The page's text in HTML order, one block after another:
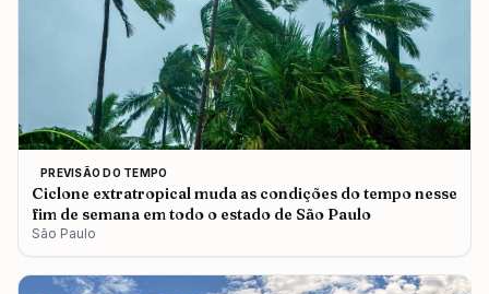
PREVISÃO DO TEMPO
Ciclone extratropical muda as condições do tempo nesse
fim de semana em todo o estado de São Paulo
São Paulo